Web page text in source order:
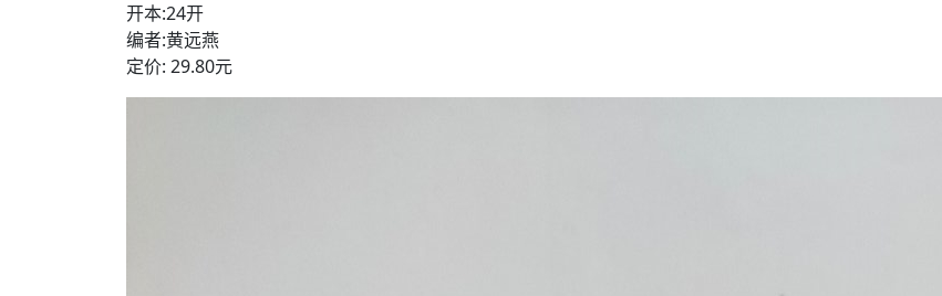
开本:24开
编者:黄远燕
定价: 29.80元